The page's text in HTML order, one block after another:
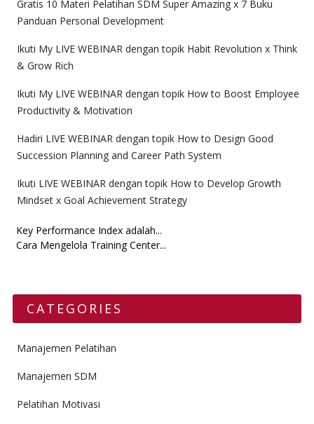
Gratis 10 Materi Pelatihan SDM Super Amazing x 7 Buku
Panduan Personal Development
Ikuti My LIVE WEBINAR dengan topik Habit Revolution x Think
& Grow Rich
Ikuti My LIVE WEBINAR dengan topik How to Boost Employee
Productivity & Motivation
Hadiri LIVE WEBINAR dengan topik How to Design Good
Succession Planning and Career Path System
Ikuti LIVE WEBINAR dengan topik How to Develop Growth
Mindset x Goal Achievement Strategy
Key Performance Index adalah...
Cara Mengelola Training Center...
CATEGORIES
Manajemen Pelatihan
Manajemen SDM
Pelatihan Motivasi